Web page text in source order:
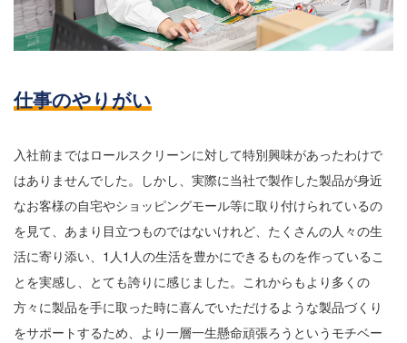
仕事のやりがい
入社前まではロールスクリーンに対して特別興味があったわけで
はありませんでした。しかし、実際に当社で製作した製品が身近
なお客様の自宅やショッピングモール等に取り付けられているの
を見て、あまり目立つものではないけれど、たくさんの人々の生
活に寄り添い、1人1人の生活を豊かにできるものを作っているこ
とを実感し、とても誇りに感じました。これからもより多くの
方々に製品を手に取った時に喜んでいただけるような製品づくり
をサポートするため、より一層一生懸命頑張ろうというモチベー